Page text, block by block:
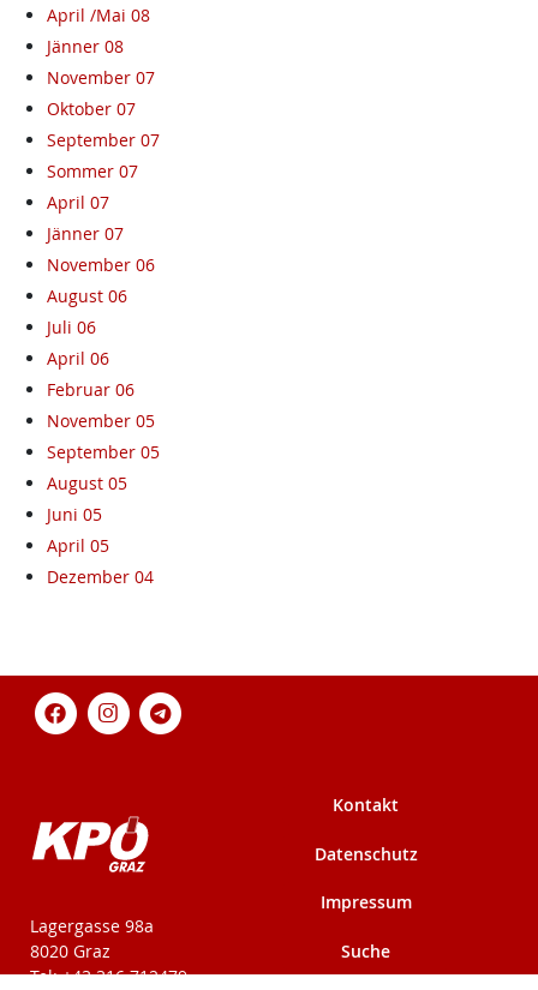
April /Mai 08
Jänner 08
November 07
Oktober 07
September 07
Sommer 07
April 07
Jänner 07
November 06
August 06
Juli 06
April 06
Februar 06
November 05
September 05
August 05
Juni 05
April 05
Dezember 04
KPÖ-Steiermark
Lagergasse 98a
8020 Graz
Tel: +43 316 712479
Kontakt
Datenschutz
Impressum
Suche